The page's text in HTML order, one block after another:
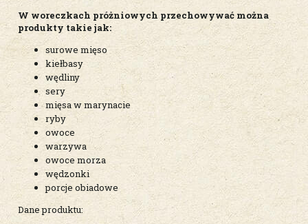
W woreczkach próżniowych przechowywać można
produkty takie jak:
surowe mięso
kiełbasy
wędliny
sery
mięsa w marynacie
ryby
owoce
warzywa
owoce morza
wędzonki
porcje obiadowe
Dane produktu: